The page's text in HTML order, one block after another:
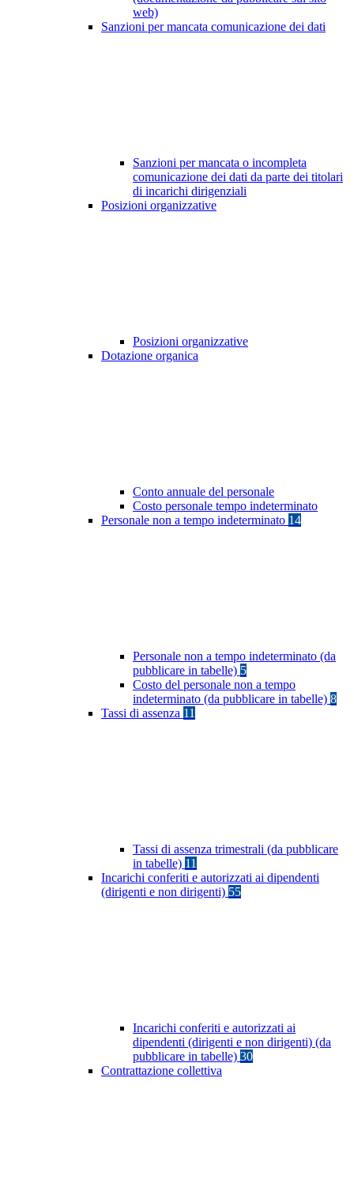
web)
Sanzioni per mancata comunicazione dei dati
Sanzioni per mancata o incompleta
comunicazione dei dati da parte dei titolari
di incarichi dirigenziali
Posizioni organizzative
Posizioni organizzative
Dotazione organica
Conto annuale del personale
Costo personale tempo indeterminato
Personale non a tempo indeterminato 14
Personale non a tempo indeterminato (da
pubblicare in tabelle) 5
Costo del personale non a tempo
indeterminato (da pubblicare in tabelle) 8
Tassi di assenza 11
Tassi di assenza trimestrali (da pubblicare
in tabelle) 11
Incarichi conferiti e autorizzati ai dipendenti
(dirigenti e non dirigenti) 55
Incarichi conferiti e autorizzati ai
dipendenti (dirigenti e non dirigenti) (da
pubblicare in tabelle) 30
Contrattazione collettiva